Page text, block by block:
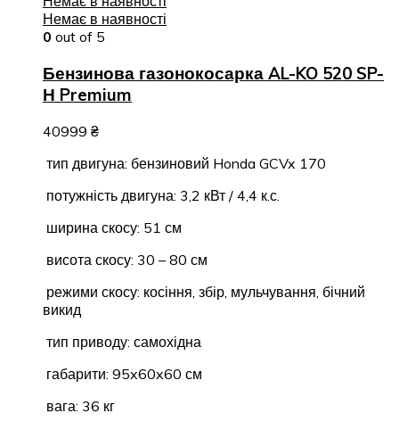
Немає в наявності
0 out of 5
Бензинова газонокосарка AL-KO 520 SP-
Н Premium
40999 ₴
тип двигуна: бензиновий Honda GCVx 170
потужність двигуна: 3,2 кВт / 4,4 к.с.
ширина скосу: 51 см
висота скосу: 30 – 80 см
режими скосу: косіння, збір, мульчування, бічний
викид
тип приводу: самохідна
габарити: 95x60x60 см
вага: 36 кг